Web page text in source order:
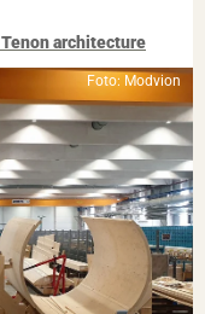
Tenon architecture
Foto: Modvion